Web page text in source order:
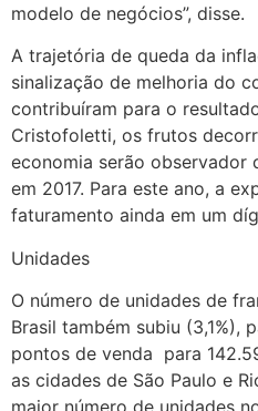
modelo de negócios”, disse.
A trajetória de queda da
sinalização de melhoria do
contribuíram para o
Cristofoletti, os frutos
economia serão observador
em 2017. Para este ano, a
faturamento ainda em um
Unidades
O número de unidades de
Brasil também subiu (3,1%),
pontos de venda para
as cidades de São Paulo e
maior número de unidades